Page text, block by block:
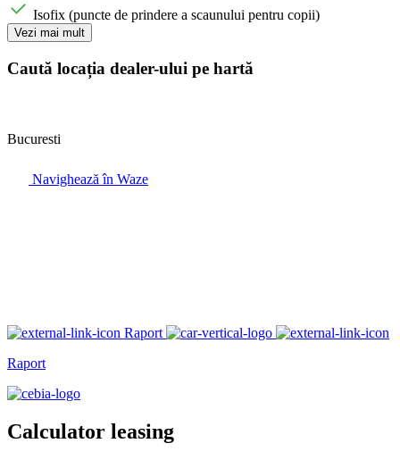
Isofix (puncte de prindere a scaunului pentru copii)
Vezi mai mult
Caută locația dealer-ului pe hartă
Bucuresti
Navighează în Waze
Raport
Raport
Calculator leasing